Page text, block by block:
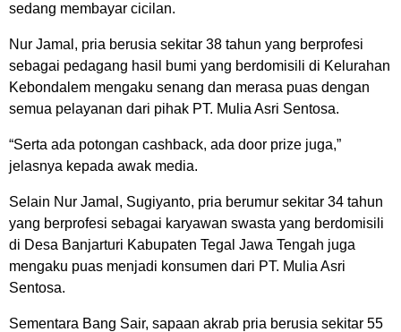
sedang membayar cicilan.
Nur Jamal, pria berusia sekitar 38 tahun yang berprofesi
sebagai pedagang hasil bumi yang berdomisili di Kelurahan
Kebondalem mengaku senang dan merasa puas dengan
semua pelayanan dari pihak PT. Mulia Asri Sentosa.
“Serta ada potongan cashback, ada door prize juga,”
jelasnya kepada awak media.
Selain Nur Jamal, Sugiyanto, pria berumur sekitar 34 tahun
yang berprofesi sebagai karyawan swasta yang berdomisili
di Desa Banjarturi Kabupaten Tegal Jawa Tengah juga
mengaku puas menjadi konsumen dari PT. Mulia Asri
Sentosa.
Sementara Bang Sair, sapaan akrab pria berusia sekitar 55